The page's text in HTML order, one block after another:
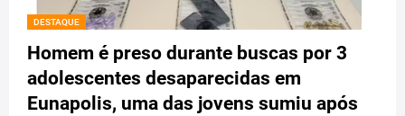
DESTAQUE
Homem é preso durante buscas por 3
adolescentes desaparecidas em
Eunapolis, uma das jovens sumiu após